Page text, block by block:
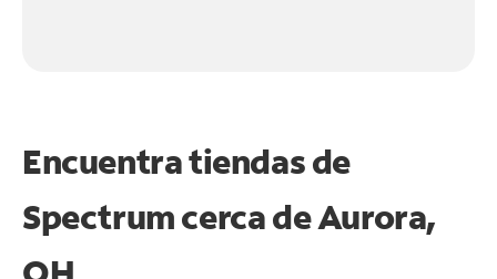
Encuentra tiendas de
Spectrum cerca deAurora,